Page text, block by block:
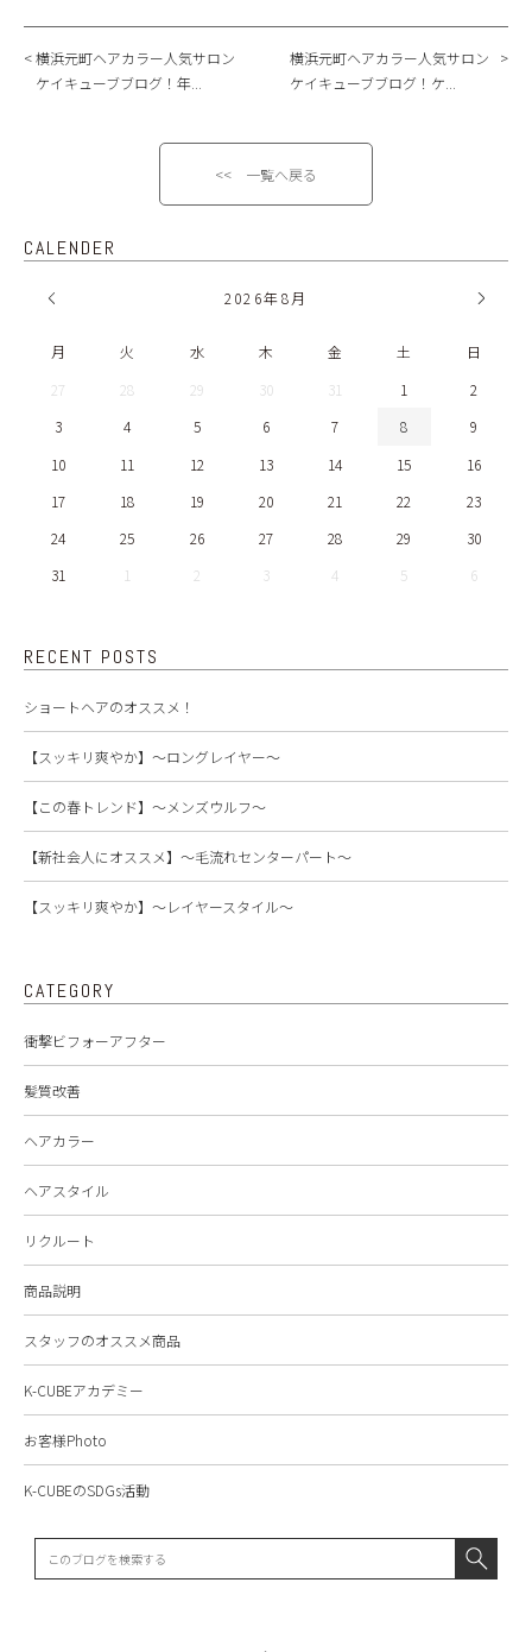
横浜元町ヘアカラー人気サロン
ケイキューブブログ！年...
横浜元町ヘアカラー人気サロン
ケイキューブブログ！ケ...
<< 一覧へ戻る
CALENDER
2026年8月
月 火 水 木 金 土
日
27
28 29 30 31 1
2
3
4 5 6 7 8
9
10
11 12 13 14 15
16
17
18 19 20 21 22
23
24
25 26 27 28 29
30
31
1 2 3 4 5 6
RECENT POSTS
ショートヘアのオススメ！
【スッキリ爽やか】～ロングレイヤー～
【この春トレンド】～メンズウルフ～
【新社会人にオススメ】～毛流れセンターパート～
【スッキリ爽やか】～レイヤースタイル～
CATEGORY
衝撃ビフォーアフター
髪質改善
ヘアカラー
ヘアスタイル
リクルート
商品説明
スタッフのオススメ商品
K-CUBEアカデミー
お客様Photo
K-CUBEのSDGs活動